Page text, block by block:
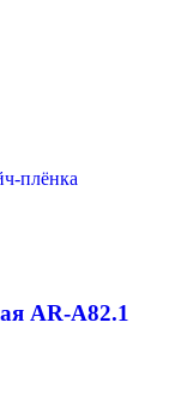
плёнка
AR-A82.1